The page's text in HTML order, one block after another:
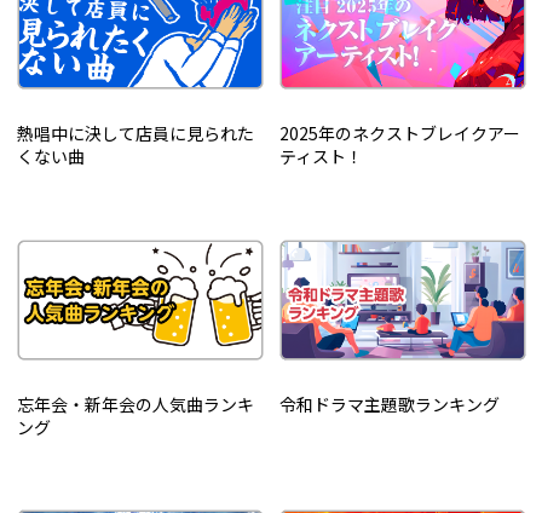
熱唱中に決して店員に見られた
くない曲
2025年のネクストブレイクアー
ティスト！
忘年会・新年会の人気曲ランキ
ング
令和ドラマ主題歌ランキング